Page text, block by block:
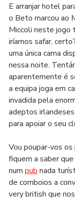
E arranjar hotel
o Beto marcou ao
Miccoli neste jogo
iríamos safar,
uma única cama
nessa noite.
aparentemente é
a equipa joga em
invadida pela
adeptos
para apoiar o seu
Vou poupar-vos
fiquem a saber
num pub nada
de comboios a
very british que